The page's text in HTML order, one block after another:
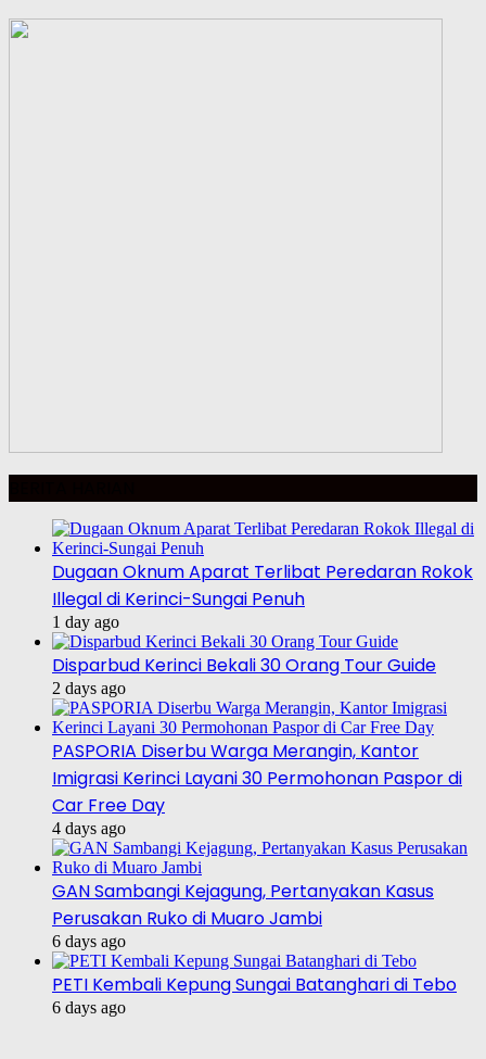
Dugaan Oknum Aparat Terlibat Peredaran Rokok
Illegal di Kerinci-Sungai Penuh
1 day ago
Disparbud Kerinci Bekali 30 Orang Tour Guide
2 days ago
PASPORIA Diserbu Warga Merangin, Kantor
Imigrasi Kerinci Layani 30 Permohonan Paspor di
Car Free Day
4 days ago
GAN Sambangi Kejagung, Pertanyakan Kasus
Perusakan Ruko di Muaro Jambi
6 days ago
PETI Kembali Kepung Sungai Batanghari di Tebo
6 days ago